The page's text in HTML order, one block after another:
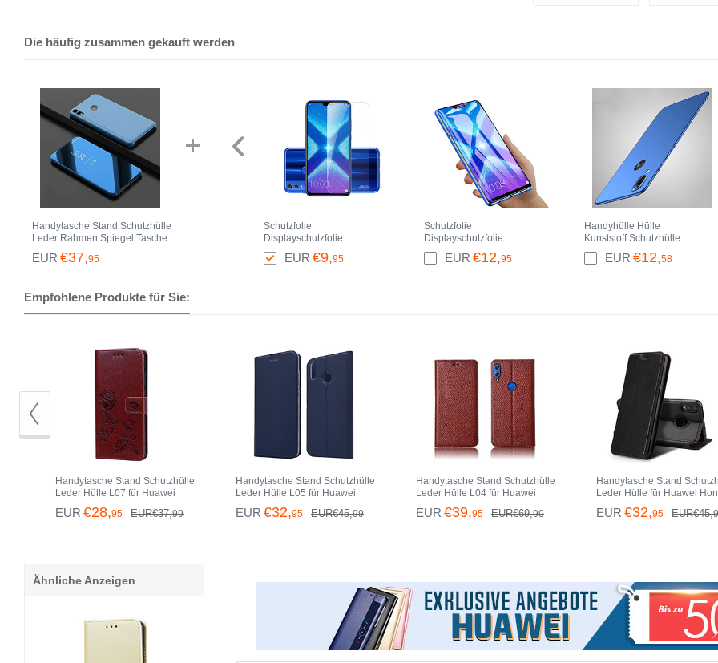
Die häufig zusammen gekauft werden
Handytasche Stand Schutzhülle
Leder Rahmen Spiegel Tasche
für Huawei Honor 8X Hellblau
EUR €37,95
Schutzfolie
Displayschutzfolie
Panzerfolie Skins zum
Aufkleben Gehärtetes Glas
EUR €9,95
Schutzfolie
Displayschutzfolie
Panzerfolie Skins zum
Aufkleben Gehärtetes Glas
EUR €12,95
Handyhülle Hülle
Kunststoff Schutzhülle
Tasche Matt P01 für
Huawei Honor 8X Blau
EUR €12,58
Empfohlene Produkte für Sie:
Handytasche Stand Schutzhülle
Leder Hülle L07 für Huawei
Honor 8X Braun
EUR €28,95 EUR€37,99
Handytasche Stand Schutzhülle
Leder Hülle L05 für Huawei
Honor 8X Blau
EUR €32,95 EUR€45,99
Handytasche Stand Schutzhülle
Leder Hülle L04 für Huawei
Honor 8X Braun
EUR €39,95 EUR€69,99
Handytasche Stand
Leder Hülle für Huawei
8X Schwarz
EUR €32,95 EUR€45,
Ähnliche Anzeigen